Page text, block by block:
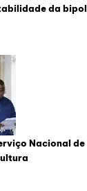
da
Nacional